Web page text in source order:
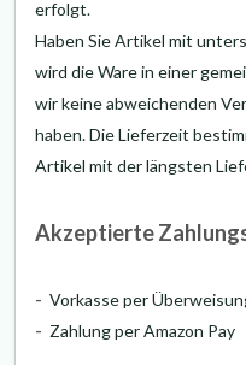
erfolgt.
Haben Sie Artikel mit
wird die Ware in einer
wir keine abweichenden
haben.Die Lieferzeit
Artikel mit der längsten
Akzeptierte
- Vorkasse per
- Zahlung per Amazon Pay